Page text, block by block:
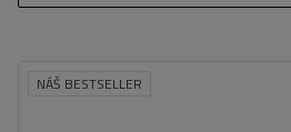
NÁŠ BESTSELLER